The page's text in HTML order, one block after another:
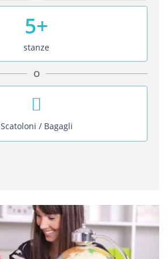
5+
stanze
O
Scatoloni / Bagagli